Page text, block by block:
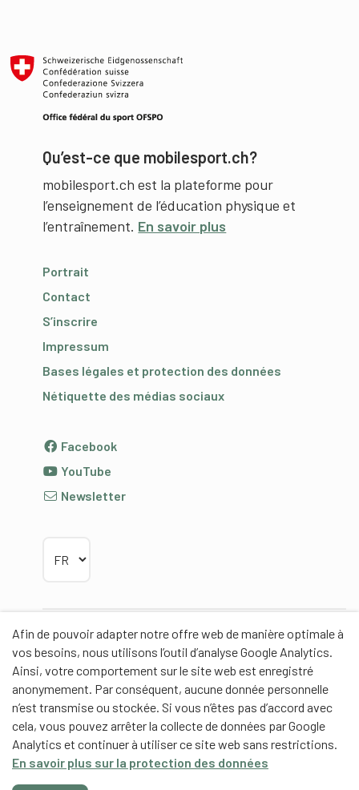
Afin de pouvoir adapter notre offre web de manière optimale à
vos besoins, nous utilisons l’outil d’analyse Google Analytics.
Ainsi, votre comportement sur le site web est enregistré
anonymement. Par conséquent, aucune donnée personnelle
n’est transmise ou stockée. Si vous n’êtes pas d’accord avec
cela, vous pouvez arrêter la collecte de données par Google
Analytics et continuer à utiliser ce site web sans restrictions.
En savoir plus sur la protection des données
Qu’est-ce que mobilesport.ch?
mobilesport.ch est la plateforme pour
l’enseignement de l’éducation physique et
l’entraînement. En savoir plus
Portrait
Contact
S’inscrire
Impressum
Bases légales et protection des données
Nétiquette des médias sociaux
Facebook
YouTube
Newsletter
Partenaires
Partenaires de contenus
Haute école fédérale de sport de Macolin HEFSM